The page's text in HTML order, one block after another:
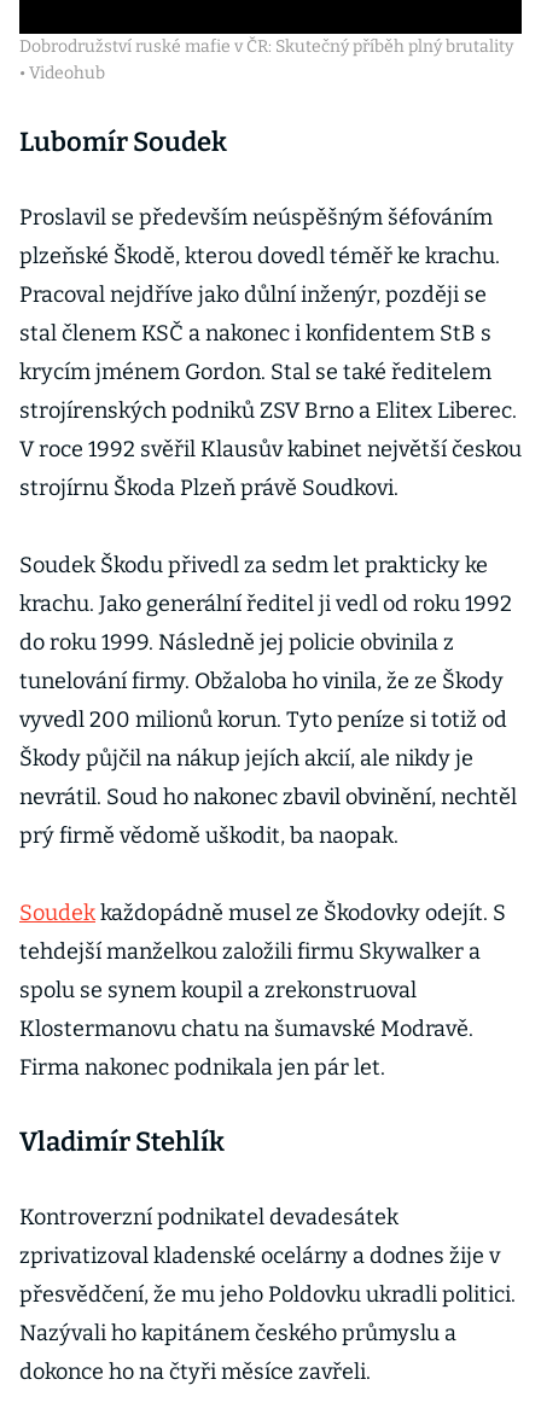
Dobrodružství ruské mafie v ČR: Skutečný příběh plný brutality
• Videohub
Lubomír Soudek
Proslavil se především neúspěšným šéfováním
plzeňské Škodě, kterou dovedl téměř ke krachu.
Pracoval nejdříve jako důlní inženýr, později se
stal členem KSČ a nakonec i konfidentem StB s
krycím jménem Gordon. Stal se také ředitelem
strojírenských podniků ZSV Brno a Elitex Liberec.
V roce 1992 svěřil Klausův kabinet největší českou
strojírnu Škoda Plzeň právě Soudkovi.
Soudek Škodu přivedl za sedm let prakticky ke
krachu. Jako generální ředitel ji vedl od roku 1992
do roku 1999. Následně jej policie obvinila z
tunelování firmy. Obžaloba ho vinila, že ze Škody
vyvedl 200 milionů korun. Tyto peníze si totiž od
Škody půjčil na nákup jejích akcií, ale nikdy je
nevrátil. Soud ho nakonec zbavil obvinění, nechtěl
prý firmě vědomě uškodit, ba naopak.
Soudekkaždopádně musel ze Škodovky odejít. S
tehdejší manželkou založili firmu Skywalker a
spolu se synem koupil a zrekonstruoval
Klostermanovu chatu na šumavské Modravě.
Firma nakonec podnikala jen pár let.
Vladimír Stehlík
Kontroverzní podnikatel devadesátek
zprivatizoval kladenské ocelárny a dodnes žije v
přesvědčení, že mu jeho Poldovku ukradli politici.
Nazývali ho kapitánem českého průmyslu a
dokonce ho na čtyři měsíce zavřeli.